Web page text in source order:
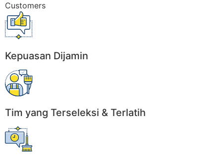
Customers
Kepuasan Dijamin
Tim yang Terseleksi & Terlatih